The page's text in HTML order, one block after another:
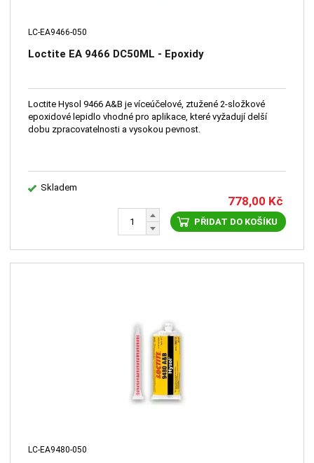
LC-EA9466-050
Loctite EA 9466 DC50ML - Epoxidy
Loctite Hysol 9466 A&B je víceúčelové, ztužené 2-složkové
epoxidové lepidlo vhodné pro aplikace, které vyžadují delší
dobu zpracovatelnosti a vysokou pevnost.
Skladem
778,00 Kč
PŘIDAT DO KOŠÍKU
LC-EA9480-050